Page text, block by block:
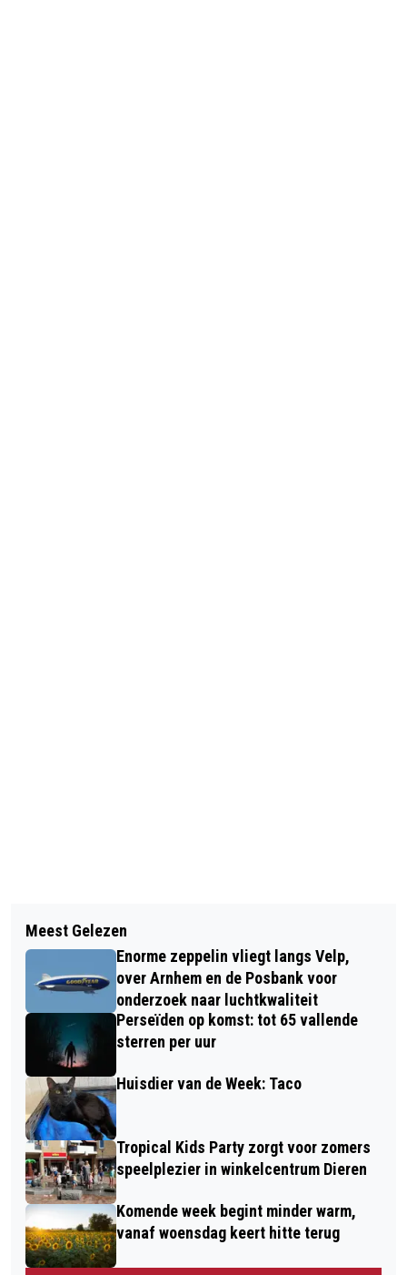
SPORT- EN BEWEEGAKKOORD RHEDEN
& ROZENDAAL VAN START
KERAMIEKWERKPLAATS SIZA BIEDT
UNIEKE BEKERS AAN GEMEENTE
RHEDEN
Meest Gelezen
Enorme zeppelin vliegt langs Velp,
over Arnhem en de Posbank voor
onderzoek naar luchtkwaliteit
Perseïden op komst: tot 65 vallende
sterren per uur
Huisdier van de Week: Taco
Tropical Kids Party zorgt voor zomers
speelplezier in winkelcentrum Dieren
Komende week begint minder warm,
vanaf woensdag keert hitte terug